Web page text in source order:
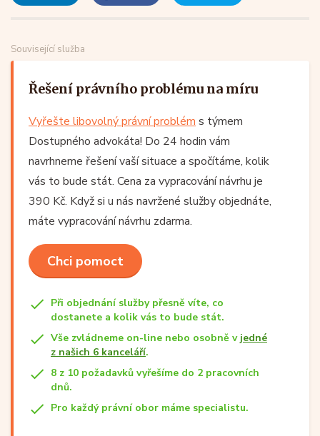
Související služba
Řešení právního problému na míru
Vyřešte libovolný právní problém s týmem
Dostupného advokáta! Do 24 hodin vám
navrhneme řešení vaší situace a spočítáme, kolik
vás to bude stát. Cena za vypracování návrhu je
390 Kč. Když si u nás navržené služby objednáte,
máte vypracování návrhu zdarma.
Chci pomoct
Při objednání služby přesně víte, co
dostanete a kolik vás to bude stát.
Vše zvládneme on-line nebo osobně v jedné
z našich 6 kanceláří.
8 z 10 požadavků vyřešíme do 2 pracovních
dnů.
Pro každý právní obor máme specialistu.